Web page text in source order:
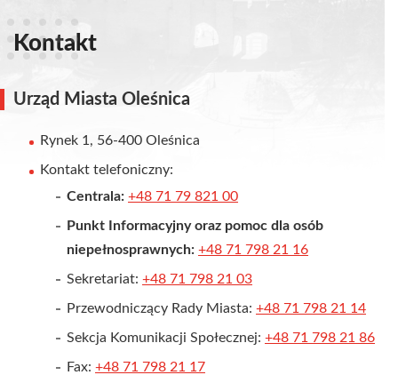
Kontakt
Urząd Miasta Oleśnica
Rynek 1, 56-400 Oleśnica
Kontakt telefoniczny:
Centrala: +48 71 79 821 00
Punkt Informacyjny oraz pomoc dla osób
niepełnosprawnych: +48 71 798 21 16
Sekretariat: +48 71 798 21 03
Przewodniczący Rady Miasta: +48 71 798 21 14
Sekcja Komunikacji Społecznej: +48 71 798 21 86
Fax: +48 71 798 21 17